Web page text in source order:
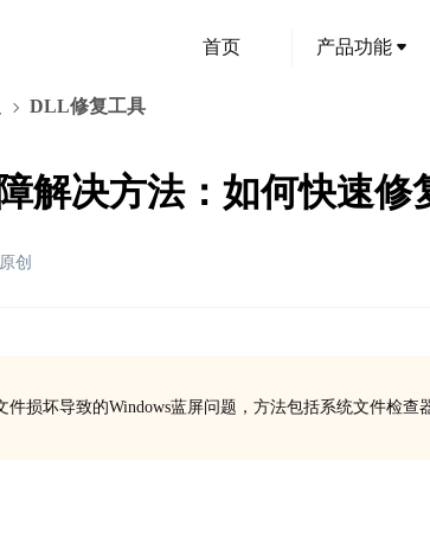
首页 产品功能
DLL修复工具
解决方法：如何快速修
原创
损坏导致的Windows蓝屏问题，方法包括系统文件检查